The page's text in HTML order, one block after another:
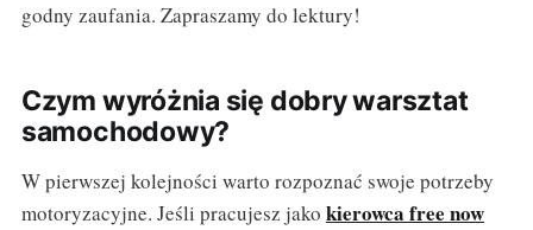
godny zaufania. Zapraszamy do lektury!
Czym wyróżnia się dobry warsztat
samochodowy?
W pierwszej kolejności warto rozpoznać swoje potrzeby
motoryzacyjne. Jeśli pracujesz jako kierowca free now